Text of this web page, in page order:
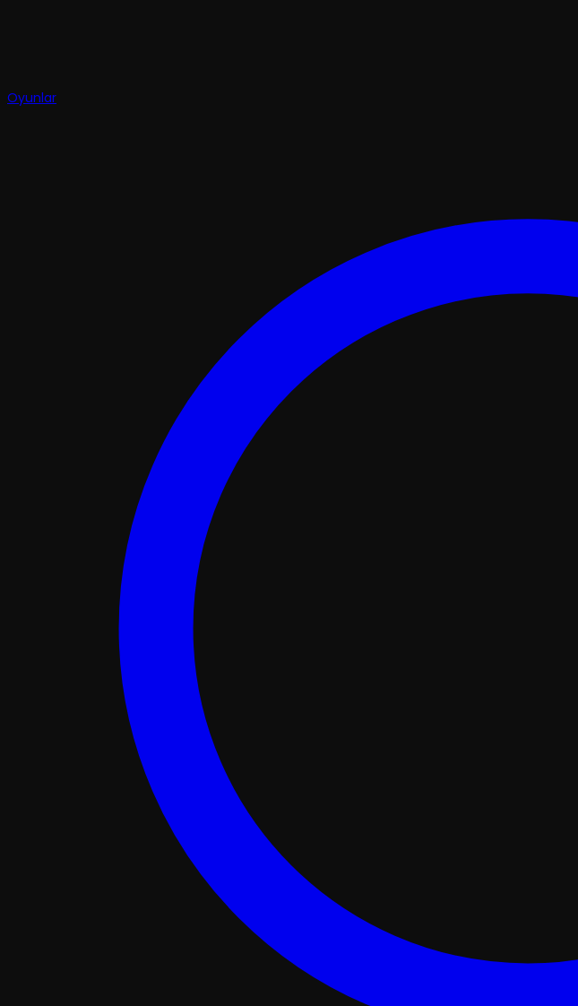
Oyunlar